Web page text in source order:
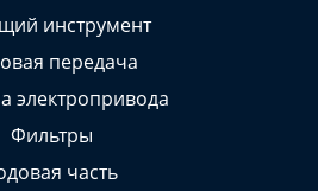
инструмент
передача
электропривода
Фильтры
часть